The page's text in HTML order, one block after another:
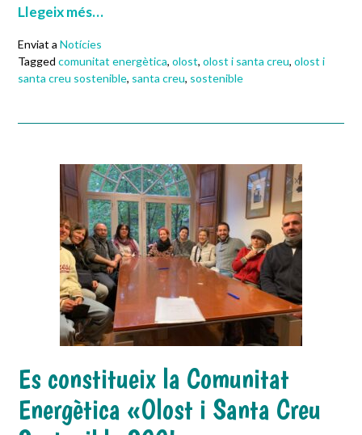
Llegeix més…
Enviat a Notícies
Tagged comunitat energètica, olost, olost i santa creu, olost i
santa creu sostenible, santa creu, sostenible
Es constitueix la Comunitat
Energètica «Olost i Santa Creu